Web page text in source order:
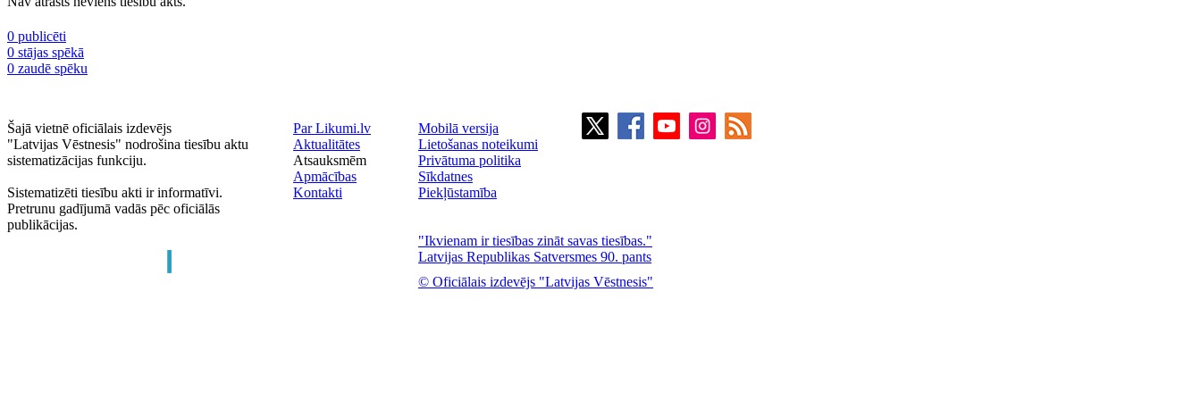
0 publicēti
0 stājas spēkā
0 zaudē spēku
Šajā vietnē oficiālais izdevējs
"Latvijas Vēstnesis" nodrošina tiesību aktu
sistematizācijas funkciju.
Sistematizēti tiesību akti ir informatīvi.
Pretrunu gadījumā vadās pēc oficiālās
publikācijas.
Par Likumi.lv
Aktualitātes
Atsauksmēm
Apmācības
Kontakti
Mobilā versija
Lietošanas noteikumi
Privātuma politika
Sīkdatnes
Piekļūstamība
"Ikvienam ir tiesības zināt savas tiesības."
Latvijas Republikas Satversmes 90. pants
© Oficiālais izdevējs "Latvijas Vēstnesis"